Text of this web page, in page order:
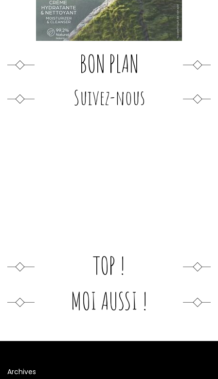
BON PLAN
Suivez-nous
TOP !
MOI AUSSI !
Archives